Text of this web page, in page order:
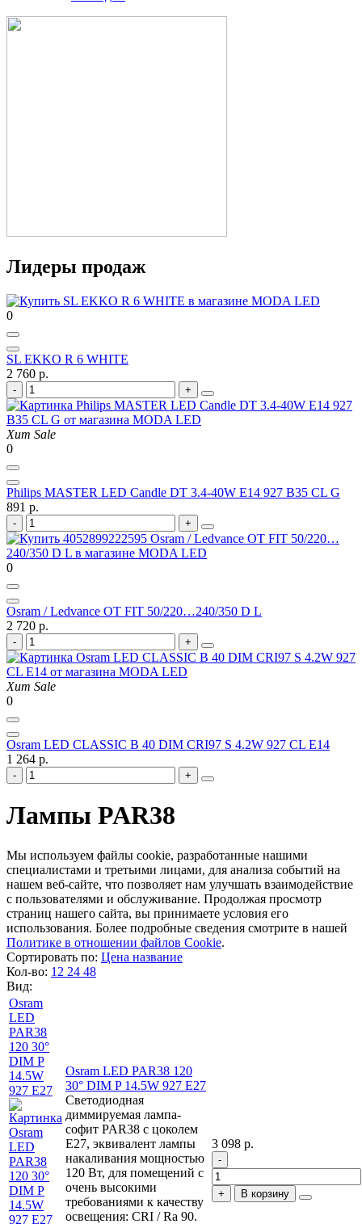
Лидеры продаж
0
SL EKKO R 6 WHITE
2 760 р.
Хит Sale
0
Philips MASTER LED Candle DT 3.4-40W E14 927 B35 CL G
891 р.
0
Osram / Ledvance OT FIT 50/220…240/350 D L
2 720 р.
Хит Sale
0
Osram LED CLASSIC B 40 DIM CRI97 S 4.2W 927 CL E14
1 264 р.
Лампы PAR38
Мы используем файлы cookie, разработанные нашими
специалистами и третьими лицами, для анализа событий на
нашем веб-сайте, что позволяет нам улучшать взаимодействие
с пользователями и обслуживание. Продолжая просмотр
страниц нашего сайта, вы принимаете условия его
использования. Более подробные сведения смотрите в нашей
Политике в отношении файлов Cookie.
Сортировать по: Цена название
Кол-во: 12 24 48
Вид:
Osram
LED
PAR38
120 30°
DIM P
14.5W
927 E27
Osram LED PAR38 120
30° DIM P 14.5W 927 E27
Светодиодная
диммируемая лампа-
софит PAR38 с цоколем
E27, эквивалент лампы
накаливания мощностью
120 Вт, для помещений с
очень высокими
требованиями к качеству
освещения: CRI / Ra 90.
3 098 р.
В корзину